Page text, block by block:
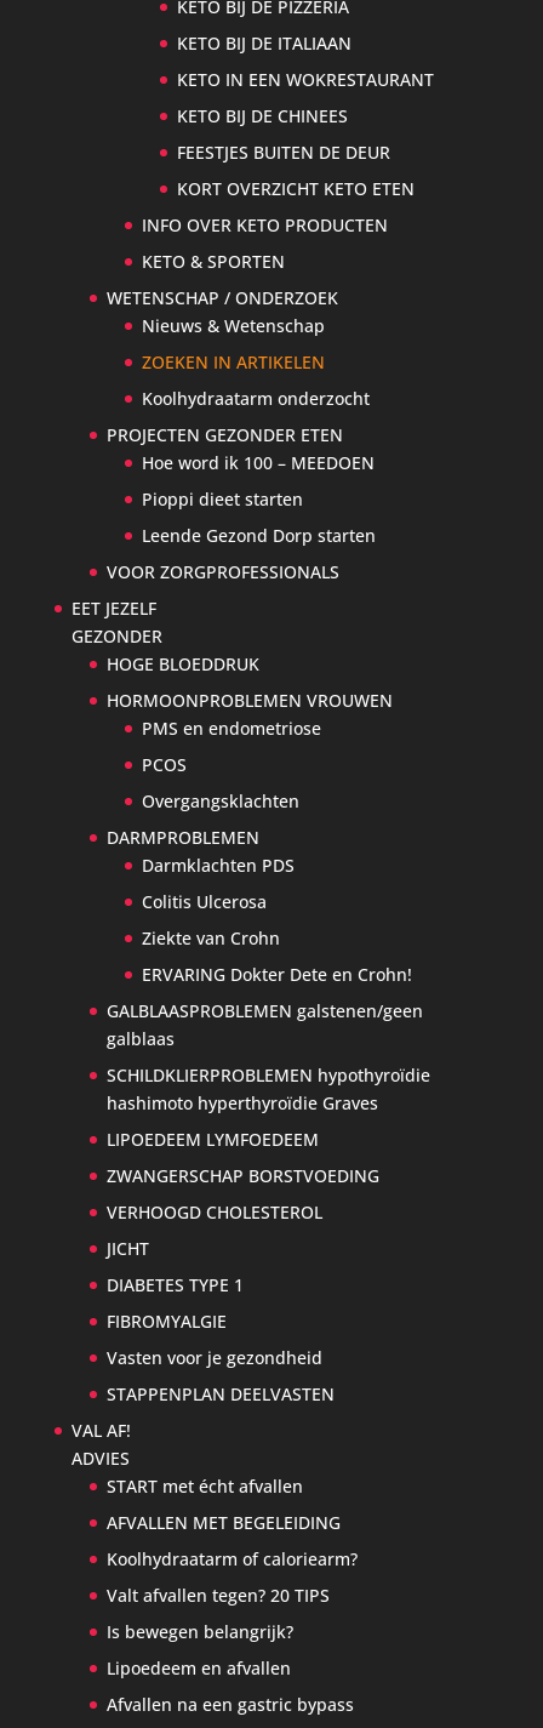
KETO BIJ DE PIZZERIA
KETO BIJ DE ITALIAAN
KETO IN EEN WOKRESTAURANT
KETO BIJ DE CHINEES
FEESTJES BUITEN DE DEUR
KORT OVERZICHT KETO ETEN
INFO OVER KETO PRODUCTEN
KETO & SPORTEN
WETENSCHAP / ONDERZOEK
Nieuws & Wetenschap
ZOEKEN IN ARTIKELEN
Koolhydraatarm onderzocht
PROJECTEN GEZONDER ETEN
Hoe word ik 100 – MEEDOEN
Pioppi dieet starten
Leende Gezond Dorp starten
VOOR ZORGPROFESSIONALS
EET JEZELF
GEZONDER
HOGE BLOEDDRUK
HORMOONPROBLEMEN VROUWEN
PMS en endometriose
PCOS
Overgangsklachten
DARMPROBLEMEN
Darmklachten PDS
Colitis Ulcerosa
Ziekte van Crohn
ERVARING Dokter Dete en Crohn!
GALBLAASPROBLEMEN galstenen/geen
galblaas
SCHILDKLIERPROBLEMEN hypothyroïdie
hashimoto hyperthyroïdie Graves
LIPOEDEEM LYMFOEDEEM
ZWANGERSCHAP BORSTVOEDING
VERHOOGD CHOLESTEROL
JICHT
DIABETES TYPE 1
FIBROMYALGIE
Vasten voor je gezondheid
STAPPENPLAN DEELVASTEN
VAL AF!
ADVIES
START met écht afvallen
AFVALLEN MET BEGELEIDING
Koolhydraatarm of caloriearm?
Valt afvallen tegen? 20 TIPS
Is bewegen belangrijk?
Lipoedeem en afvallen
Afvallen na een gastric bypass